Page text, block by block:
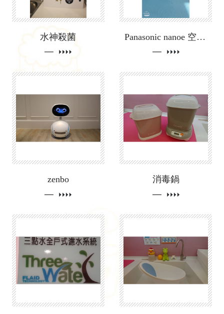
水神殺菌 Panasonic nanoe 空氣清淨機
zenbo 消毒鍋